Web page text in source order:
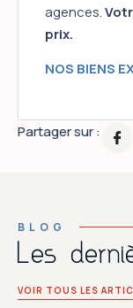
agences.
prix.
NOS BIENS
Partager sur :
BLOG
Les
VOIR TOUS LES